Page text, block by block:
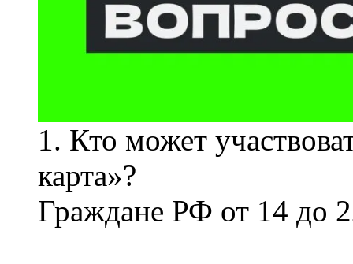
1. Кто может
карта»?
Граждане РФ от 14 до